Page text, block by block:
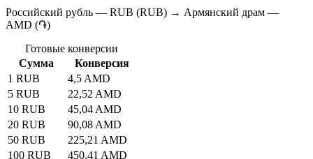
Российский рубль — RUB (RUB) → Армянский драм —
AMD (֏)
Готовые конверсии
Сумма
Конверсия
1 RUB
4,5 AMD
5 RUB
22,52 AMD
10 RUB
45,04 AMD
20 RUB
90,08 AMD
50 RUB
225,21 AMD
100 RUB
450,41 AMD